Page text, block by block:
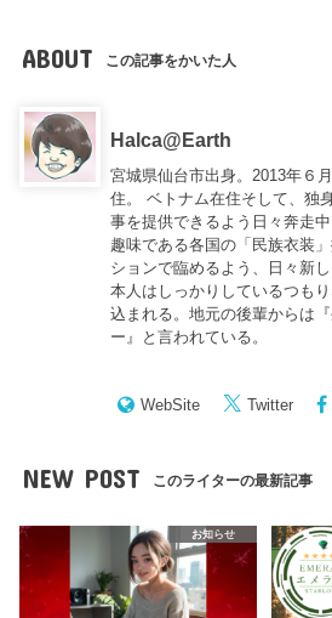
ABOUT この記事をかいた人
Halca@Earth
宮城県仙台市出身。2013年６
住。 ベトナム在住そして、独
事を提供できるよう日々奔走
趣味である各国の「民族衣装
ションで臨めるよう、日々新
本人はしっかりしているつも
込まれる。地元の後輩からは『
ー 』と言われている。
WebSite Twitter
NEW POST このライターの最新記事
お知らせ